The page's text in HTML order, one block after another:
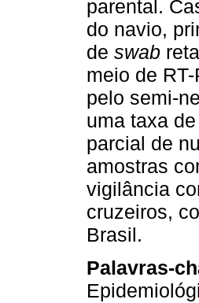
parental.
do navio,
de swab
meio de
pelo semi-
uma taxa
parcial de
amostras
vigilância
cruzeiros,
Brasil.
Palavras-